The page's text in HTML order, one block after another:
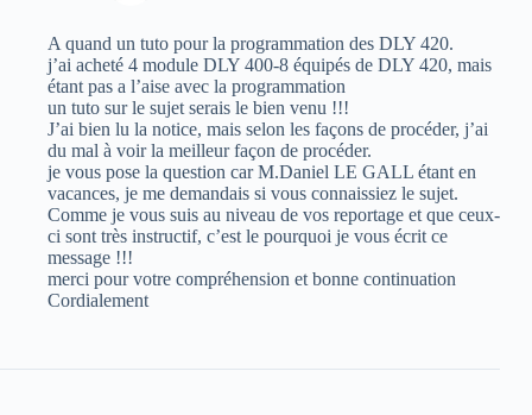
A quand un tuto pour la programmation des DLY 420.
j’ai acheté 4 module DLY 400-8 équipés de DLY 420, mais
étant pas a l’aise avec la programmation
un tuto sur le sujet serais le bien venu !!!
J’ai bien lu la notice, mais selon les façons de procéder, j’ai
du mal à voir la meilleur façon de procéder.
je vous pose la question car M.Daniel LE GALL étant en
vacances, je me demandais si vous connaissiez le sujet.
Comme je vous suis au niveau de vos reportage et que ceux-
ci sont très instructif, c’est le pourquoi je vous écrit ce
message !!!
merci pour votre compréhension et bonne continuation
Cordialement